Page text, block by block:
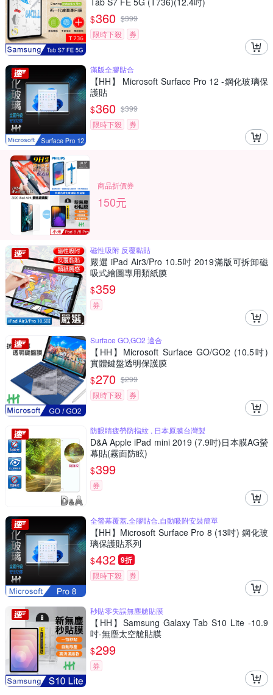
$360 $399
限時下殺
券
滿版全膠貼合
【HH】 Microsoft Surface Pro 12 -鋼化玻璃保
護貼
$360 $399
限時下殺
券
商品折價券
150元
磁性吸附 反覆黏貼
嚴選 iPad Air3/Pro 10.5吋 2019滿版可拆卸磁
吸式繪圖專用類紙膜
$359
券
Surface GO,GO2 適合
【HH】Microsoft Surface GO/GO2 (10.5吋)
實體鍵盤透明保護膜
$270 $299
限時下殺
券
防眼睛疲勞防指紋 , 日本原膜台灣製
D&A Apple iPad mini 2019 (7.9吋)日本膜AG螢
幕貼(霧面防眩)
$399
券
全螢幕覆蓋,全膠貼合,自動吸附安裝簡單
【HH】Microsoft Surface Pro 8 (13吋) 鋼化玻
璃保護貼系列
$432 9折
限時下殺 券
秒貼零失誤無塵艙貼膜
【HH】Samsung Galaxy Tab S10 Lite -10.9
吋-無塵太空艙貼膜
$299
券